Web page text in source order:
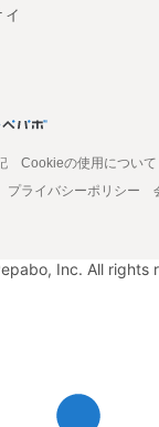
Cookieの使用について
プライバシーポリシー
Inc. All rights